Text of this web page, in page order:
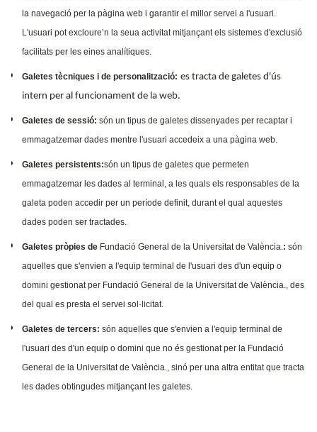
la navegació per la pàgina web i garantir el millor servei a l'usuari.
L'usuari pot excloure’n la seua activitat mitjançant els sistemes d'exclusió
facilitats per les eines analítiques.
Galetes tècniques i de personalització: es tracta de galetes d'ús
intern per al funcionament de la web.
Galetes de sessió: són un tipus de galetes dissenyades per recaptar i
emmagatzemar dades mentre l'usuari accedeix a una pàgina web.
Galetes persistents:són un tipus de galetes que permeten
emmagatzemar les dades al terminal, a les quals els responsables de la
galeta poden accedir per un període definit, durant el qual aquestes
dades poden ser tractades.
Galetes pròpies de Fundació General de la Universitat de València.: són
aquelles que s'envien a l'equip terminal de l'usuari des d'un equip o
domini gestionat per Fundació General de la Universitat de València., des
del qual es presta el servei sol·licitat.
Galetes de tercers: són aquelles que s'envien a l'equip terminal de
l'usuari des d'un equip o domini que no és gestionat per la Fundació
General de la Universitat de València., sinó per una altra entitat que tracta
les dades obtingudes mitjançant les galetes.